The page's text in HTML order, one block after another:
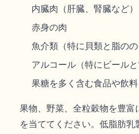
内臓肉（肝臓、腎臓など）
赤身の肉
魚介類（特に貝類と脂のの
アルコール（特にビールと
果糖を多く含む食品や飲料
果物、野菜、全粒穀物を豊富
を当ててください。低脂肪乳